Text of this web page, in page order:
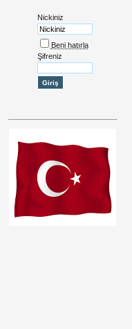
Nickiniz
Beni hatırla
Şifreniz